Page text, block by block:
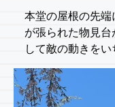
本堂の屋根の先端
が張られた物見
して敵の動きをい